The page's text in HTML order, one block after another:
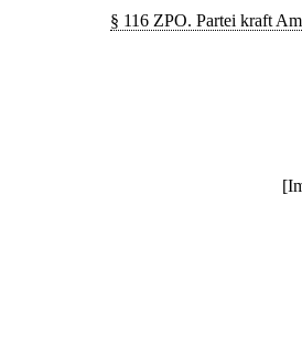
§ 116 ZPO. Partei kraft
[